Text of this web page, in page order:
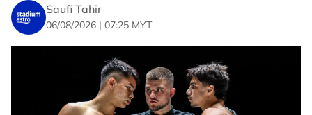
Saufi Tahir
06/08/2026 | 07:25 MYT